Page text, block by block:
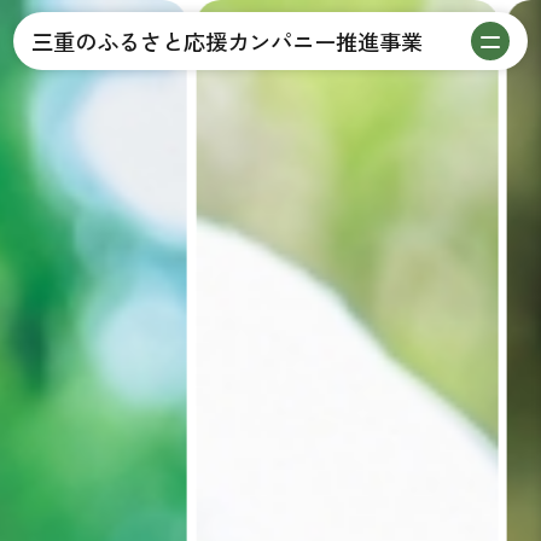
三重のふるさと応援カンパニー推進事業